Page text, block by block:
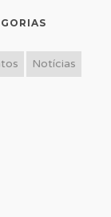
Notícias